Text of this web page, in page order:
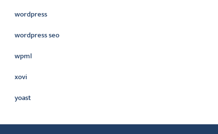
wordpress
wordpress seo
wpml
xovi
yoast